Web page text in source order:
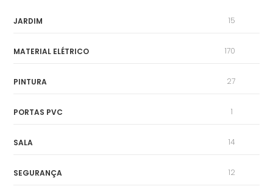
JARDIM 15
MATERIAL ELÉTRICO 170
PINTURA 27
PORTAS PVC 1
SALA 14
SEGURANÇA 12